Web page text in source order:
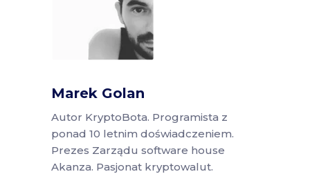
Marek Golan
Autor KryptoBota. Programista z
ponad 10 letnim doświadczeniem.
Prezes Zarządu software house
Akanza. Pasjonat kryptowalut.